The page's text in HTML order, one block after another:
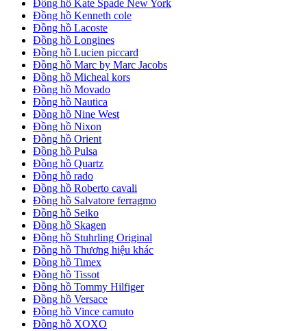
Đồng hồ Kate Spade New York
Đồng hồ Kenneth cole
Đồng hồ Lacoste
Đồng hồ Longines
Đồng hồ Lucien piccard
Đồng hồ Marc by Marc Jacobs
Đồng hồ Micheal kors
Đồng hồ Movado
Đồng hồ Nautica
Đồng hồ Nine West
Đồng hồ Nixon
Đồng hồ Orient
Đồng hồ Pulsa
Đồng hồ Quartz
Đồng hồ rado
Đồng hồ Roberto cavali
Đồng hồ Salvatore ferragmo
Đồng hồ Seiko
Đồng hồ Skagen
Đồng hồ Stuhrling Original
Đồng hồ Thương hiệu khác
Đồng hồ Timex
Đồng hồ Tissot
Đồng hồ Tommy Hilfiger
Đồng hồ Versace
Đồng hồ Vince camuto
Đồng hồ XOXO